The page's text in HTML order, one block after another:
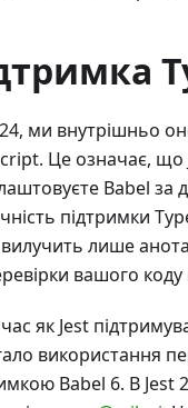
ми внутрішньо
Це означає, що
Babel за
підтримки
лише
вашого коду
як Jest
використання
Babel 6. В